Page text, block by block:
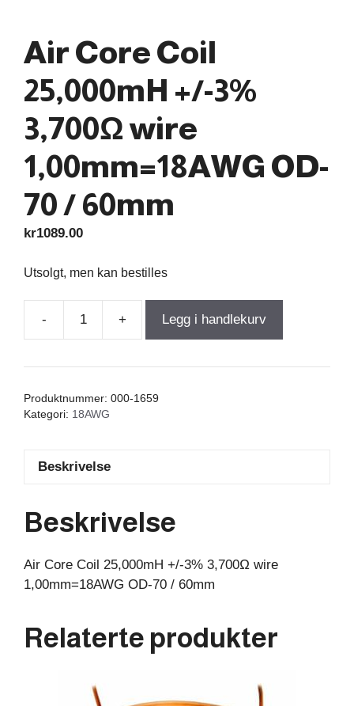
Air Core Coil
25,000mH +/-3%
3,700Ω wire
1,00mm=18AWG OD-
70 / 60mm
kr1089.00
Utsolgt, men kan bestilles
-
Coil
antall
+ Legg i handlekurv
Produktnummer: 000-1659
Kategori: 18AWG
Beskrivelse
Beskrivelse
Air Core Coil 25,000mH +/-3% 3,700Ω wire
1,00mm=18AWG OD-70 / 60mm
Relaterte produkter